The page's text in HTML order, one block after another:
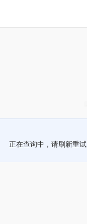
正在查询中，请刷新重试